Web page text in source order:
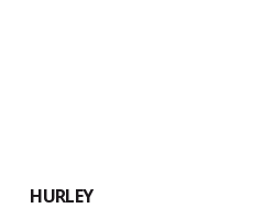
HURLEY